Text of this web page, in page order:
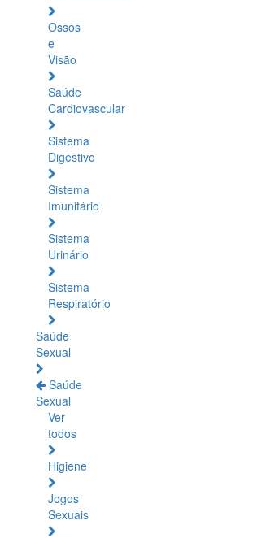
Ossos
e
Visão
Saúde
Cardiovascular
Sistema
Digestivo
Sistema
Imunitário
Sistema
Urinário
Sistema
Respiratório
Saúde
Sexual
Saúde
Sexual
Ver
todos
Higiene
Jogos
Sexuais